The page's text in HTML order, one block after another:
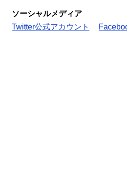
ソーシャルメディア
Twitter公式アカウント